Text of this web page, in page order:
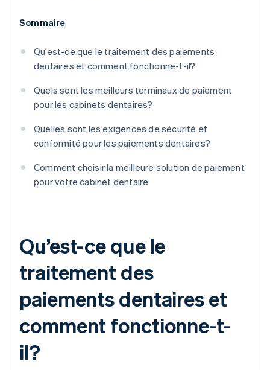
Sommaire
Qu’est-ce que le traitement des paiements
dentaires et comment fonctionne-t-il?
Quels sont les meilleurs terminaux de paiement
pour les cabinets dentaires?
Quelles sont les exigences de sécurité et
conformité pour les paiements dentaires?
Comment choisir la meilleure solution de paiement
pour votre cabinet dentaire
Qu’est-ce que le
traitement des
paiements dentaires et
comment fonctionne-t-
il?